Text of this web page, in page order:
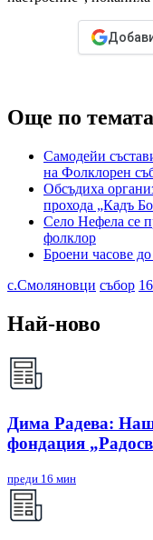
Още по темата
Самодейи
на Фолклорен
Обсъдиха
прохода „Кадъ
Село Нефела се
фолклор
Броени часове
с.Смоляновци събор
Най-ново
Дима Радева:
фондация
преди 16 мин